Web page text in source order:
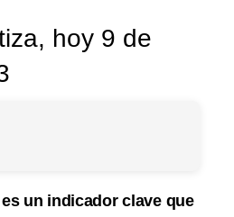
hoy 9 de
un indicador clave que